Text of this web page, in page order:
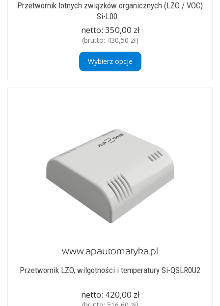
Przetwornik lotnych związków organicznych (LZO / VOC)
Si-L00...
netto: 350,00 zł
(brutto: 430,50 zł)
Wybierz opcje
Przetwornik LZO, wilgotności i temperatury Si-QSLR0U2
netto: 420,00 zł